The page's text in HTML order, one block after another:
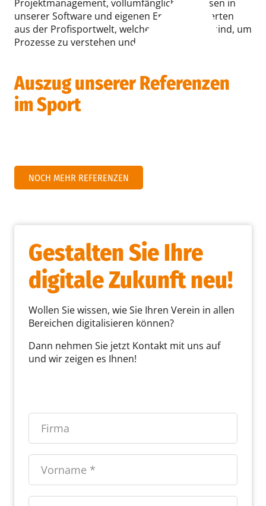
Projektmanagement, vollumfänglichem Wissen in
unserer Software und eigenen Erfahrungswerten
aus der Profisportwelt, welche unabdingbar sind, um
Prozesse zu verstehen und zu optimieren.
Auszug unserer Referenzen
im Sport
NOCH MEHR REFERENZEN
Gestalten Sie Ihre
digitale Zukunft neu!
Wollen Sie wissen, wie Sie Ihren Verein in allen
Bereichen digitalisieren können?
Dann nehmen Sie jetzt Kontakt mit uns auf
und wir zeigen es Ihnen!